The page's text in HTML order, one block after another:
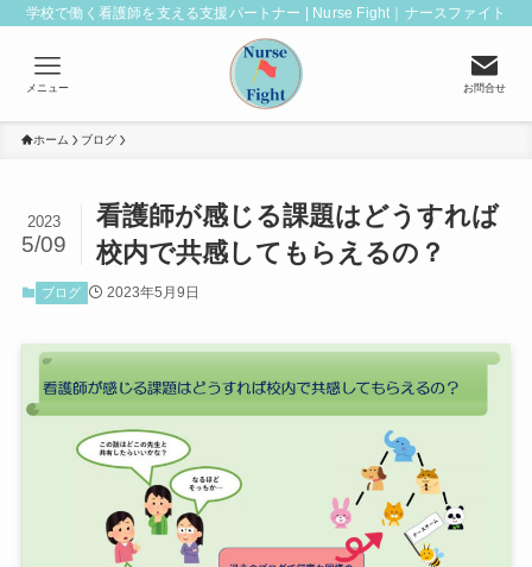
学校で働く看護師を支える支援パートナー | Nurse Fight｜ナースファイト
お問合せ
メニュー
ホーム ブログ
看護師が感じる課題はどうすれば
校内で共感してもらえるの？
2023
5/09
ブログ 2023年5月9日